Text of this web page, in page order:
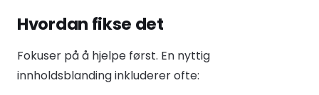
Hvordan fikse det
Fokuser på å hjelpe først. En nyttig
innholdsblanding inkluderer ofte: